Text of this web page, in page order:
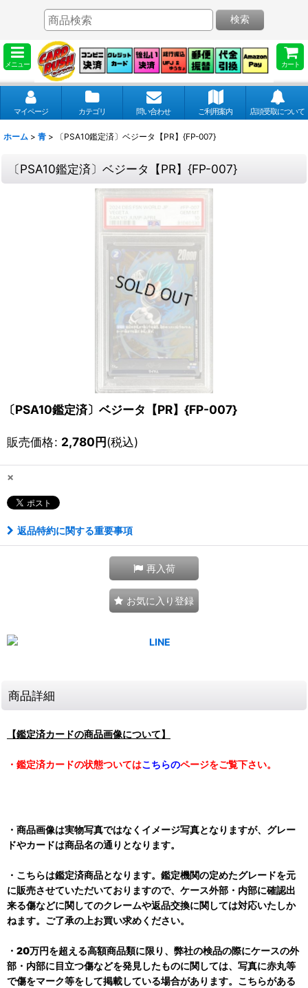
メニュー カート
検索
マイページ カテゴリ 問い合わせ ご利用案内 店頭受取について
ホーム > 青 > 〔PSA10鑑定済〕ベジータ【PR】{FP-007}
〔PSA10鑑定済〕ベジータ【PR】{FP-007}
〔PSA10鑑定済〕ベジータ【PR】{FP-007}
販売価格: 2,780円(税込)
×
返品特約に関する重要事項
再入荷
お気に入り登録
商品詳細
【鑑定済カードの商品画像について】
・鑑定済カードの状態ついてはこちらのページをご覧下さい。
・商品画像は実物写真ではなくイメージ写真となりますが、グレー
ドやカードは商品名の通りとなります。
・こちらは鑑定済商品となります。鑑定機関の定めたグレードを元
に販売させていただいておりますので、ケース外部・内部に確認出
来る傷などに関してのクレームや返品交換に関しては対応いたしか
ねます。ご了承の上お買い求めください。
・20万円を超える高額商品類に限り、弊社の検品の際にケースの外
部・内部に目立つ傷などを発見したものに関しては、写真に赤丸等
で傷をマーク等をして掲載している場合があります。こちらがある